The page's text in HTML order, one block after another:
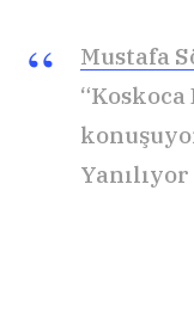
Mustafa
“Koskoca